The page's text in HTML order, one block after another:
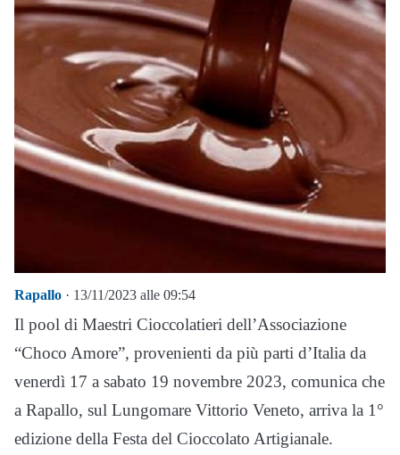
Rapallo · 13/11/2023 alle 09:54
Il pool di Maestri Cioccolatieri dell’Associazione
“Choco Amore”, provenienti da più parti d’Italia da
venerdì 17 a sabato 19 novembre 2023, comunica che
a Rapallo, sul Lungomare Vittorio Veneto, arriva la 1°
edizione della Festa del Cioccolato Artigianale.